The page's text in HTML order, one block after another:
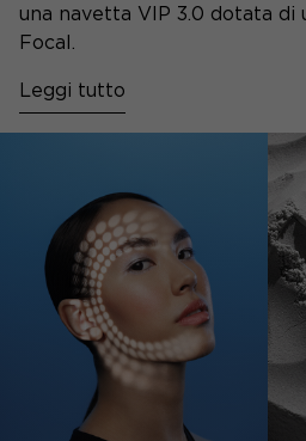
una navetta VIP 3.0 dotata di
Focal.
Leggi tutto